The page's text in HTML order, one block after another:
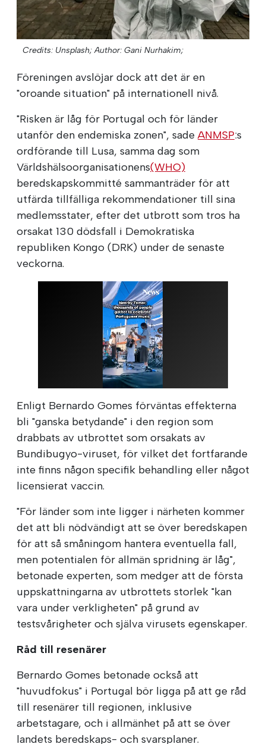
Credits: Unsplash; Author: Gani Nurhakim;
Föreningen avslöjar dock att det är en
"oroande situation" på internationell nivå.
"Risken är låg för Portugal och för länder
utanför den endemiska zonen", sadeANMSP:s
ordförande till Lusa, samma dag som
Världshälsoorganisationens(WHO)
beredskapskommitté sammanträder för att
utfärda tillfälliga rekommendationer till sina
medlemsstater, efter det utbrott som tros ha
orsakat 130 dödsfall i Demokratiska
republiken Kongo (DRK) under de senaste
veckorna.
Enligt Bernardo Gomes förväntas effekterna
bli "ganska betydande" i den region som
drabbats av utbrottet som orsakats av
Bundibugyo-viruset, för vilket det fortfarande
inte finns någon specifik behandling eller något
licensierat vaccin.
"För länder som inte ligger i närheten kommer
det att bli nödvändigt att se över beredskapen
för att så småningom hantera eventuella fall,
men potentialen för allmän spridning är låg",
betonade experten, som medger att de första
uppskattningarna av utbrottets storlek "kan
vara under verkligheten" på grund av
testsvårigheter och själva virusets egenskaper.
Råd till resenärer
Bernardo Gomes betonade också att
"huvudfokus" i Portugal bör ligga på att ge råd
till resenärer till regionen, inklusive
arbetstagare, och i allmänhet på att se över
landets beredskaps- och svarsplaner.